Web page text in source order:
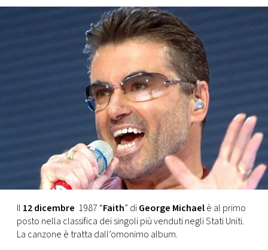
PRINCIPATO
MONACO
RMC
CONSIGLIA
Il 12 dicembre 1987 “Faith” diGeorge Michaelè al primo
posto nella classifica dei singoli più venduti negli Stati Uniti.
La canzone è tratta dall’omonimo album.